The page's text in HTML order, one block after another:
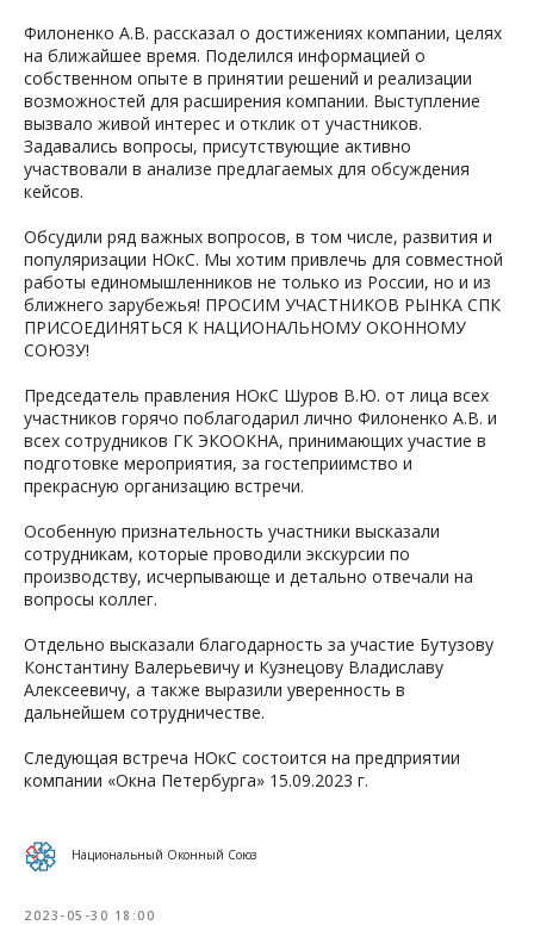
Филоненко А.В. рассказал о достижениях компании, целях
на ближайшее время. Поделился информацией о
собственном опыте в принятии решений и реализации
возможностей для расширения компании. Выступление
вызвало живой интерес и отклик от участников.
Задавались вопросы, присутствующие активно
участвовали в анализе предлагаемых для обсуждения
кейсов.
Обсудили ряд важных вопросов, в том числе, развития и
популяризации НОкС. Мы хотим привлечь для совместной
работы единомышленников не только из России, но и из
ближнего зарубежья! ПРОСИМ УЧАСТНИКОВ РЫНКА СПК
ПРИСОЕДИНЯТЬСЯ К НАЦИОНАЛЬНОМУ ОКОННОМУ
СОЮЗУ!
Председатель правления НОкС Шуров В.Ю. от лица всех
участников горячо поблагодарил лично Филоненко А.В. и
всех сотрудников ГК ЭКООКНА, принимающих участие в
подготовке мероприятия, за гостеприимство и
прекрасную организацию встречи.
Особенную признательность участники высказали
сотрудникам, которые проводили экскурсии по
производству, исчерпывающе и детально отвечали на
вопросы коллег.
Отдельно высказали благодарность за участие Бутузову
Константину Валерьевичу и Кузнецову Владиславу
Алексеевичу, а также выразили уверенность в
дальнейшем сотрудничестве.
Следующая встреча НОкС состоится на предприятии
компании «Окна Петербурга» 15.09.2023 г.
Национальный Оконный Союз
2023-05-30 18:00